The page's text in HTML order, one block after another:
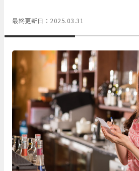
最終更新日： 2025.03.31